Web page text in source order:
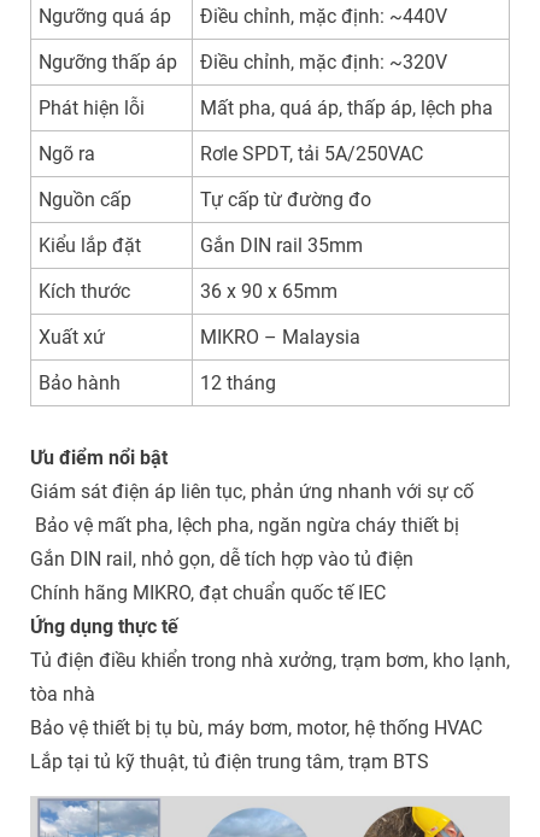
Ngưỡng quá áp
Điều chỉnh, mặc định: ~440V
Ngưỡng thấp áp
Điều chỉnh, mặc định: ~320V
Phát hiện lỗi
Mất pha, quá áp, thấp áp, lệch pha
Ngõ ra
Rơle SPDT, tải 5A/250VAC
Nguồn cấp
Tự cấp từ đường đo
Kiểu lắp đặt
Gắn DIN rail 35mm
Kích thước
36 x 90 x 65mm
Xuất xứ
MIKRO – Malaysia
Bảo hành
12 tháng
Ưu điểm nổi bật
Giám sát điện áp liên tục, phản ứng nhanh với sự cố
Bảo vệ mất pha, lệch pha, ngăn ngừa cháy thiết bị
Gắn DIN rail, nhỏ gọn, dễ tích hợp vào tủ điện
Chính hãng MIKRO, đạt chuẩn quốc tế IEC
Ứng dụng thực tế
Tủ điện điều khiển trong nhà xưởng, trạm bơm, kho lạnh,
tòa nhà
Bảo vệ thiết bị tụ bù, máy bơm, motor, hệ thống HVAC
Lắp tại tủ kỹ thuật, tủ điện trung tâm, trạm BTS